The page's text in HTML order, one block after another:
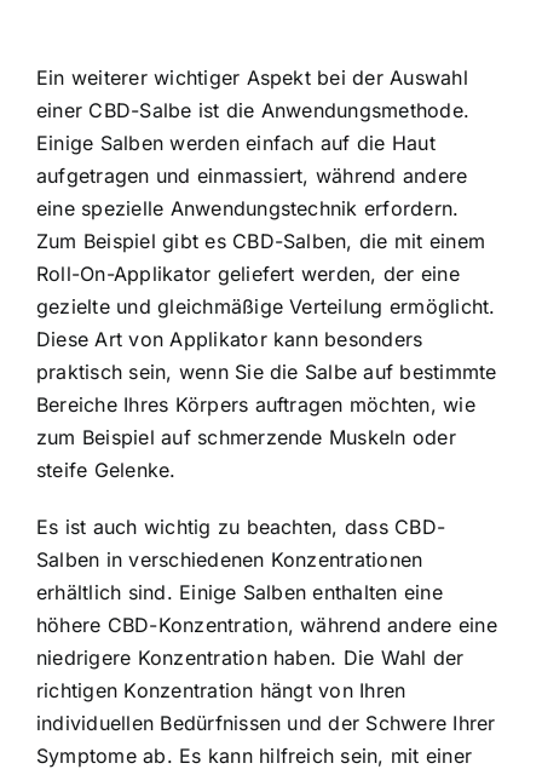
Ein weiterer wichtiger Aspekt bei der Auswahl
einer CBD-Salbe ist die Anwendungsmethode.
Einige Salben werden einfach auf die Haut
aufgetragen und einmassiert, während andere
eine spezielle Anwendungstechnik erfordern.
Zum Beispiel gibt es CBD-Salben, die mit einem
Roll-On-Applikator geliefert werden, der eine
gezielte und gleichmäßige Verteilung ermöglicht.
Diese Art von Applikator kann besonders
praktisch sein, wenn Sie die Salbe auf bestimmte
Bereiche Ihres Körpers auftragen möchten, wie
zum Beispiel auf schmerzende Muskeln oder
steife Gelenke.
Es ist auch wichtig zu beachten, dass CBD-
Salben in verschiedenen Konzentrationen
erhältlich sind. Einige Salben enthalten eine
höhere CBD-Konzentration, während andere eine
niedrigere Konzentration haben. Die Wahl der
richtigen Konzentration hängt von Ihren
individuellen Bedürfnissen und der Schwere Ihrer
Symptome ab. Es kann hilfreich sein, mit einer